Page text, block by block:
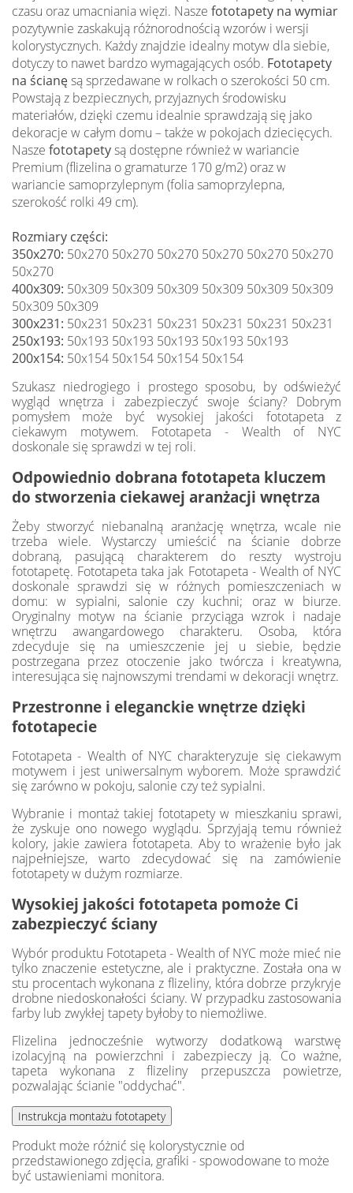
czasu oraz umacniania więzi. Nasze fototapety na wymiar
pozytywnie zaskakują różnorodnością wzorów i wersji
kolorystycznych. Każdy znajdzie idealny motyw dla siebie,
dotyczy to nawet bardzo wymagających osób. Fototapety
na ścianęsą sprzedawane w rolkach o szerokości 50 cm.
Powstają z bezpiecznych, przyjaznych środowisku
materiałów, dzięki czemu idealnie sprawdzają się jako
dekoracje w całym domu – także w pokojach dziecięcych.
Nasze fototapetysą dostępne również w wariancie
Premium (flizelina o gramaturze 170 g/m2) oraz w
wariancie samoprzylepnym (folia samoprzylepna,
szerokość rolki 49 cm).
Rozmiary części:
350x270: 50x270 50x270 50x270 50x270 50x270 50x270
50x270
400x309: 50x309 50x309 50x309 50x309 50x309 50x309
50x309 50x309
300x231: 50x231 50x231 50x231 50x231 50x231 50x231
250x193: 50x193 50x193 50x193 50x193 50x193
200x154: 50x154 50x154 50x154 50x154
Szukasz niedrogiego i prostego sposobu, by odświeżyć
wygląd wnętrza i zabezpieczyć swoje ściany? Dobrym
pomysłem może być wysokiej jakości fototapeta z
ciekawym motywem. Fototapeta - Wealth of NYC
doskonale się sprawdzi w tej roli.
Odpowiednio dobrana fototapeta kluczem
do stworzenia ciekawej aranżacji wnętrza
Żeby stworzyć niebanalną aranżację wnętrza, wcale nie
trzeba wiele. Wystarczy umieścić na ścianie dobrze
dobraną, pasującą charakterem do reszty wystroju
fototapetę. Fototapeta taka jak Fototapeta - Wealth of NYC
doskonale sprawdzi się w różnych pomieszczeniach w
domu: w sypialni, salonie czy kuchni; oraz w biurze.
Oryginalny motyw na ścianie przyciąga wzrok i nadaje
wnętrzu awangardowego charakteru. Osoba, która
zdecyduje się na umieszczenie jej u siebie, będzie
postrzegana przez otoczenie jako twórcza i kreatywna,
interesująca się najnowszymi trendami w dekoracji wnętrz.
Przestronne i eleganckie wnętrze dzięki
fototapecie
Fototapeta - Wealth of NYC charakteryzuje się ciekawym
motywem i jest uniwersalnym wyborem. Może sprawdzić
się zarówno w pokoju, salonie czy też sypialni.
Wybranie i montaż takiej fototapety w mieszkaniu sprawi,
że zyskuje ono nowego wyglądu. Sprzyjają temu również
kolory, jakie zawiera fototapeta. Aby to wrażenie było jak
najpełniejsze, warto zdecydować się na zamówienie
fototapety w dużym rozmiarze.
Wysokiej jakości fototapeta pomoże Ci
zabezpieczyć ściany
Wybór produktu Fototapeta - Wealth of NYC może mieć nie
tylko znaczenie estetyczne, ale i praktyczne. Została ona w
stu procentach wykonana z flizeliny, która dobrze przykryje
drobne niedoskonałości ściany. W przypadku zastosowania
farby lub zwykłej tapety byłoby to niemożliwe.
Flizelina jednocześnie wytworzy dodatkową warstwę
izolacyjną na powierzchni i zabezpieczy ją. Co ważne,
tapeta wykonana z flizeliny przepuszcza powietrze,
pozwalając ścianie "oddychać".
Produkt może różnić się kolorystycznie od
przedstawionego zdjęcia, grafiki - spowodowane to może
być ustawieniami monitora.